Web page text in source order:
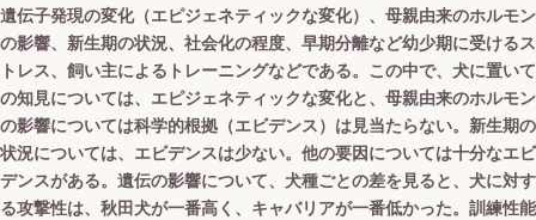
遺伝子発現の変化（エピジェネティックな変化）、母親由来のホルモン
の影響、新生期の状況、社会化の程度、早期分離など幼少期に受けるス
トレス、飼い主によるトレーニングなどである。この中で、犬に置いて
の知見については、エピジェネティックな変化と、母親由来のホルモン
の影響については科学的根拠（エビデンス）は見当たらない。新生期の
状況については、エビデンスは少ない。他の要因については十分なエビ
デンスがある。遺伝の影響について、犬種ごとの差を見ると、犬に対す
る攻撃性は、秋田犬が一番高く、キャバリアが一番低かった。訓練性能